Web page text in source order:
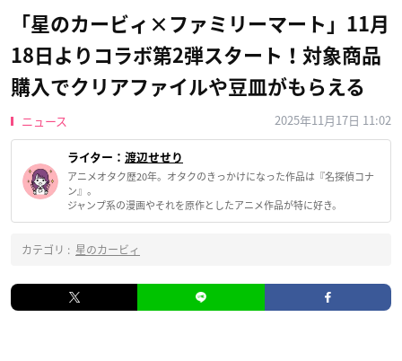
「星のカービィ×ファミリーマート」11月
18日よりコラボ第2弾スタート！対象商品
購入でクリアファイルや豆皿がもらえる
ニュース 2025年11月17日 11:02
ライター： 渡辺せせり
アニメオタク歴20年。オタクのきっかけになった作品は『名探偵コナ
ン』。
ジャンプ系の漫画やそれを原作としたアニメ作品が特に好き。
カテゴリ : 星のカービィ